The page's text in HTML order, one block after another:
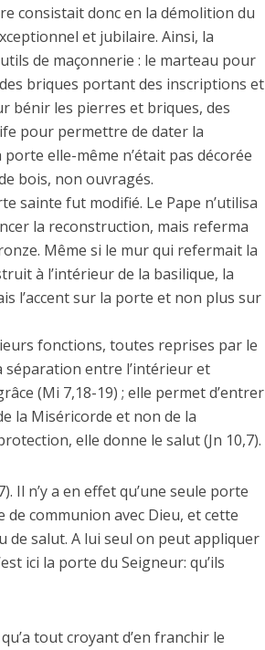
consistait donc en la démolition du
et jubilaire. Ainsi, la
de maçonnerie : le marteau pour
briques portant des inscriptions et
bénir les pierres et briques, des
pour permettre de dater la
elle-même n’était pas décorée
bois, non ouvragés.
sainte fut modifié. Le Pape n’utilisa
la reconstruction, mais referma
Même si le mur qui refermait la
à l’intérieur de la basilique, la
l’accent sur la porte et non plus sur
fonctions, toutes reprises par le
séparation entre l’intérieur et
(Mi 7,18-19) ; elle permet d’entrer
la Miséricorde et non de la
elle donne le salut (Jn 10,7).
Il n’y a en effet qu’une seule porte
communion avec Dieu, et cette
de salut. A lui seul on peut appliquer
ici la porte du Seigneur: qu’ils
tout croyant d’en franchir le